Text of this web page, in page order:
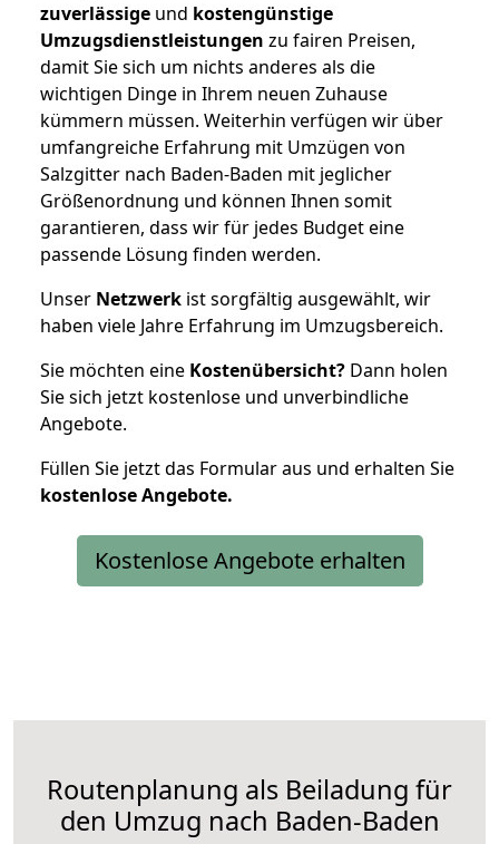
zuverlässige und kostengünstige
Umzugsdienstleistungen zu fairen Preisen,
damit Sie sich um nichts anderes als die
wichtigen Dinge in Ihrem neuen Zuhause
kümmern müssen. Weiterhin verfügen wir über
umfangreiche Erfahrung mit Umzügen von
Salzgitter nach Baden-Baden mit jeglicher
Größenordnung und können Ihnen somit
garantieren, dass wir für jedes Budget eine
passende Lösung finden werden.
Unser Netzwerk ist sorgfältig ausgewählt, wir
haben viele Jahre Erfahrung im Umzugsbereich.
Sie möchten eine Kostenübersicht? Dann holen
Sie sich jetzt kostenlose und unverbindliche
Angebote.
Füllen Sie jetzt das Formular aus und erhalten Sie
kostenloseAngebote.
Kostenlose Angebote erhalten
Routenplanung als Beiladung für
den Umzug nach Baden-Baden